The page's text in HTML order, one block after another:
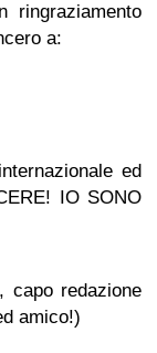
ringraziamento
a:
ed
IO SONO
capo redazione
amico!)